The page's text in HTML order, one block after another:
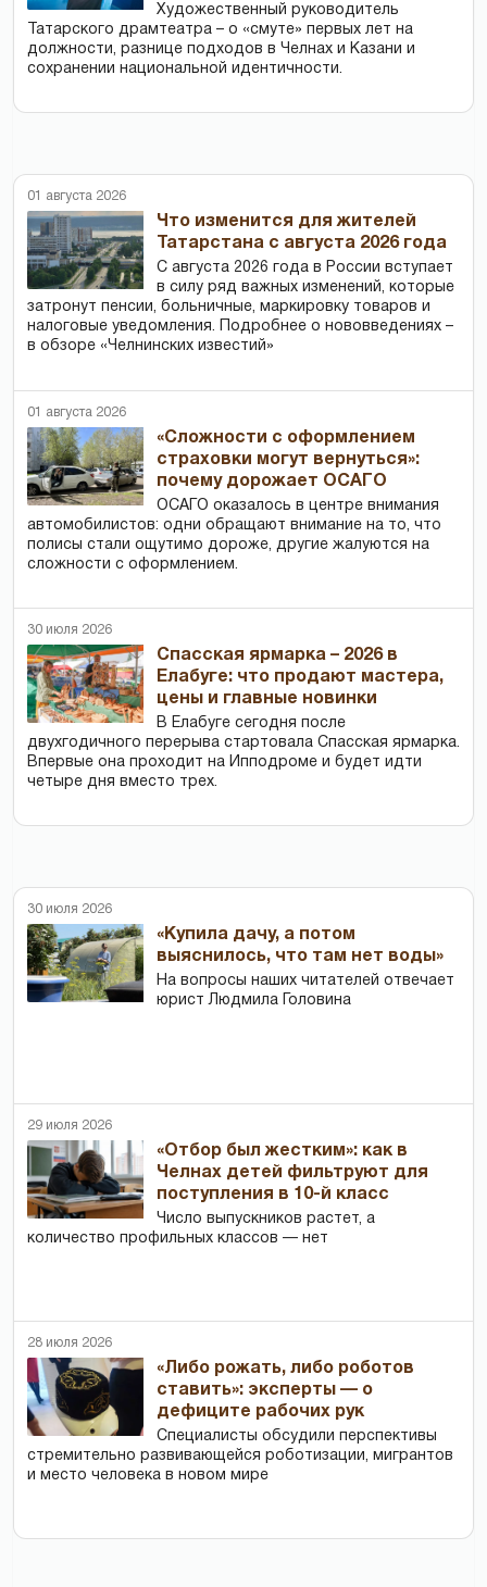
Художественный руководитель
Татарского драмтеатра – о «смуте» первых лет на
должности, разнице подходов в Челнах и Казани и
сохранении национальной идентичности.
01 августа 2026
Что изменится для жителей
Татарстана с августа 2026 года
С августа 2026 года в России вступает
в силу ряд важных изменений, которые
затронут пенсии, больничные, маркировку товаров и
налоговые уведомления. Подробнее о нововведениях –
в обзоре «Челнинских известий»
01 августа 2026
«Сложности с оформлением
страховки могут вернуться»:
почему дорожает ОСАГО
ОСАГО оказалось в центре внимания
автомобилистов: одни обращают внимание на то, что
полисы стали ощутимо дороже, другие жалуются на
сложности с оформлением.
30 июля 2026
Спасская ярмарка – 2026 в
Елабуге: что продают мастера,
цены и главные новинки
В Елабуге сегодня после
двухгодичного перерыва стартовала Спасская ярмарка.
Впервые она проходит на Ипподроме и будет идти
четыре дня вместо трех.
30 июля 2026
«Купила дачу, а потом
выяснилось, что там нет воды»
На вопросы наших читателей отвечает
юрист Людмила Головина
29 июля 2026
«Отбор был жестким»: как в
Челнах детей фильтруют для
поступления в 10-й класс
Число выпускников растет, а
количество профильных классов — нет
28 июля 2026
«Либо рожать, либо роботов
ставить»: эксперты — о
дефиците рабочих рук
Специалисты обсудили перспективы
стремительно развивающейся роботизации, мигрантов
и место человека в новом мире